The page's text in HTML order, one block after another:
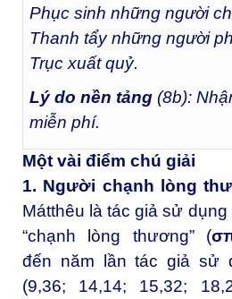
Phục sinh những người
Thanh tẩy những người
Trục xuất quỷ.
Lý do nền tảng (8b):
miễn phí.
Một vài điểm chú giải
1. Người chạnh lòng
Mátthêu là tác giả sử
“chạnh lòng thương” (
đến năm lần tác giả sử
(9,36; 14,14; 15,32;